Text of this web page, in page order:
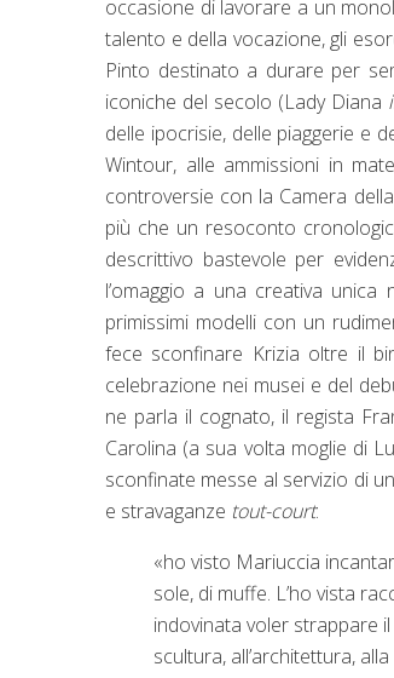
occasione di lavorare a un
talento e della vocazione, gli
Pinto destinato a durare per
iconiche del secolo (Lady Diana
delle ipocrisie, delle piaggerie e
Wintour, alle ammissioni in
controversie con la Camera
più che un resoconto
descrittivo bastevole per
l’omaggio a una creativa
primissimi modelli con un
fece sconfinare Krizia oltre il
celebrazione nei musei e del
ne parla il cognato, il regista
Carolina (a sua volta moglie di
sconfinate messe al servizio di
e stravaganze tout-court:
«ho visto Mariuccia
sole, di muffe. L’ho vista
indovinata voler strappare
scultura, all’architettura,